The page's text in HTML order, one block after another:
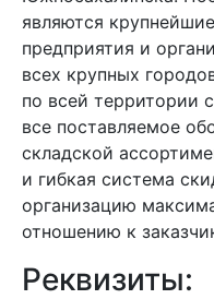
являются
предприятия и
всех крупных
по всей территории
все поставляемое
складской
и гибкая система
организацию
отношению к
Реквизиты: